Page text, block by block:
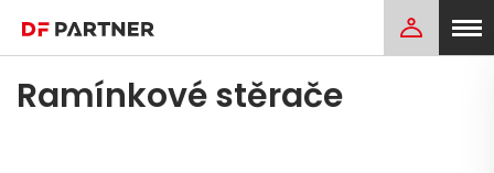
Ramínkové stěrače